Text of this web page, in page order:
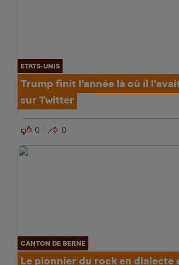
ETATS-UNIS
Trump finit l'année là où il
sur Twitter
0 0
CANTON DE BERNE
Le pionnier du rock en dialecte